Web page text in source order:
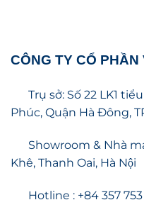
CÔNG TY CỔ PHẦN
Trụ sở: Số 22 LK1
Phúc, Quận Hà Đông,
Showroom & Nhà
Khê, Thanh Oai, Hà Nội
Hotline : +84 357